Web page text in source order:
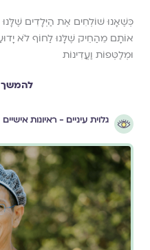
כְּשֶׁאָנוּ שׁוֹלְחִים אֶת הַיְּלָדִים
אוֹתָם מֵהַחֵיק שֶׁלָּנוּ לַחוֹף לֹא
וּמְלַטְּפוֹת וַעֲדִינוֹת
להמשך
גלוית עיניים - ראיונות אישיים